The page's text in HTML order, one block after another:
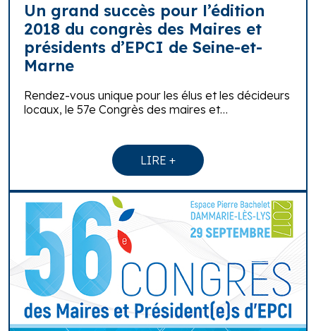
Un grand succès pour l’édition
2018 du congrès des Maires et
présidents d’EPCI de Seine-et-
Marne
Rendez-vous unique pour les élus et les décideurs
locaux, le 57e Congrès des maires et…
LIRE +